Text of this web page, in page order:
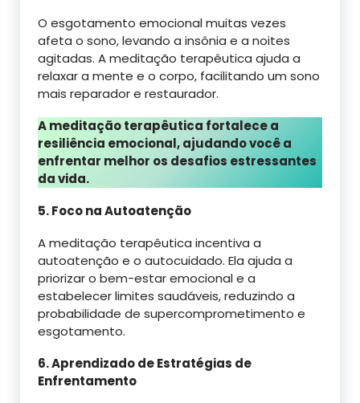
O esgotamento emocional muitas vezes
afeta o sono, levando a insônia e a noites
agitadas. A meditação terapêutica ajuda a
relaxar a mente e o corpo, facilitando um sono
mais reparador e restaurador.
A meditação terapêutica fortalece a
resiliência emocional, ajudando você a
enfrentar melhor os desafios estressantes
da vida.
5. Foco na Autoatenção
A meditação terapêutica incentiva a
autoatenção e o autocuidado. Ela ajuda a
priorizar o bem-estar emocional e a
estabelecer limites saudáveis, reduzindo a
probabilidade de supercomprometimento e
esgotamento.
6. Aprendizado de Estratégias de
Enfrentamento